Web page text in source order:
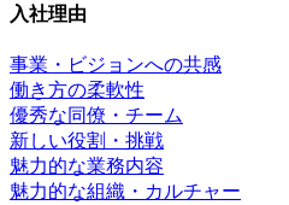
入社理由
事業・ビジョンへの共感
働き方の柔軟性
優秀な同僚・チーム
新しい役割・挑戦
魅力的な業務内容
魅力的な組織・カルチャー